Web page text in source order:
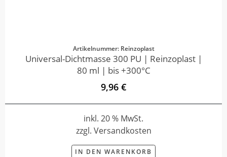
Artikelnummer: Reinzoplast
Universal-Dichtmasse 300 PU | Reinzoplast |
80 ml | bis +300°C
9,96 €
inkl. 20 % MwSt.
zzgl. Versandkosten
IN DEN WARENKORB